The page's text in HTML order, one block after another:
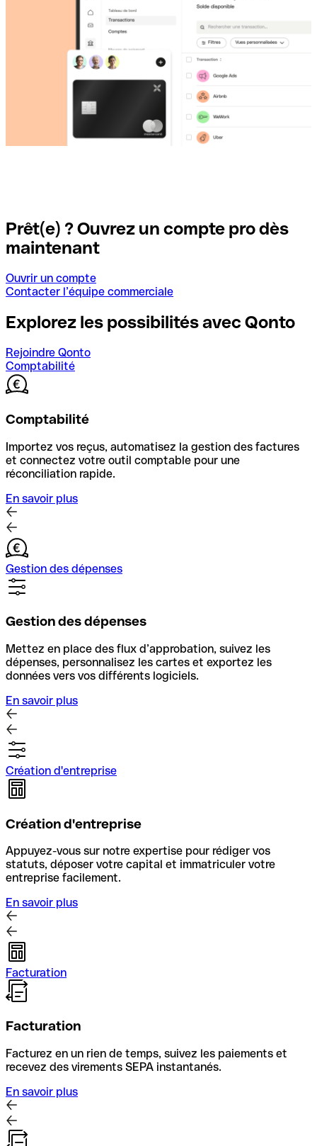
Prêt(e) ? Ouvrez un compte pro dès
maintenant
Ouvrir un compte
Contacter l’équipe commerciale
Explorez les possibilités avec Qonto
Rejoindre Qonto
Comptabilité
Comptabilité
Importez vos reçus, automatisez la gestion des factures
et connectez votre outil comptable pour une
réconciliation rapide.
En savoir plus
Gestion des dépenses
Gestion des dépenses
Mettez en place des flux d’approbation, suivez les
dépenses, personnalisez les cartes et exportez les
données vers vos différents logiciels.
En savoir plus
Création d'entreprise
Création d'entreprise
Appuyez-vous sur notre expertise pour rédiger vos
statuts, déposer votre capital et immatriculer votre
entreprise facilement.
En savoir plus
Facturation
Facturation
Facturez en un rien de temps, suivez les paiements et
recevez des virements SEPA instantanés.
En savoir plus